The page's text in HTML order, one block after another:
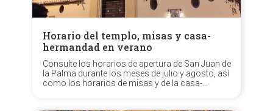
Horario del templo, misas y casa-
hermandad en verano
Consulte los horarios de apertura de San Juan de
la Palma durante los meses de julio y agosto, así
como los horarios de misas y de la casa-